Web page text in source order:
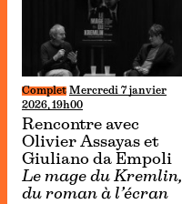
Complet Mercredi 7 janvier
2026, 19h00
Rencontre avec
Olivier Assayas et
Giuliano da Empoli
Le mage du Kremlin,
du roman à l’écran